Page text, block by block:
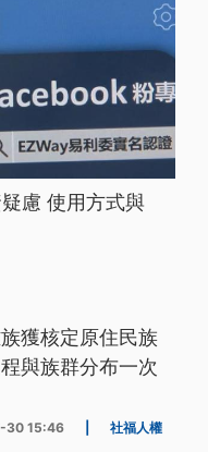
慮 使用方式與
獲核定原住民族
與族群分布一次
30 15:46 社福人權